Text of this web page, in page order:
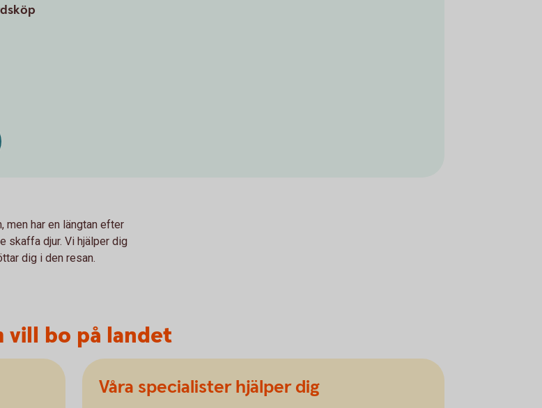
men har en längtan efter
skaffa djur. Vi hjälper dig
dig i den resan.
vill bo på landet
Våra specialister hjälper dig